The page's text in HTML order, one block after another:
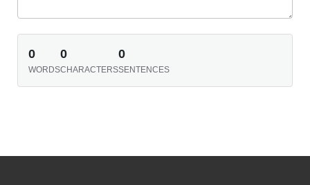
0
WORDS
0
CHARACTERS
0
SENTENCES